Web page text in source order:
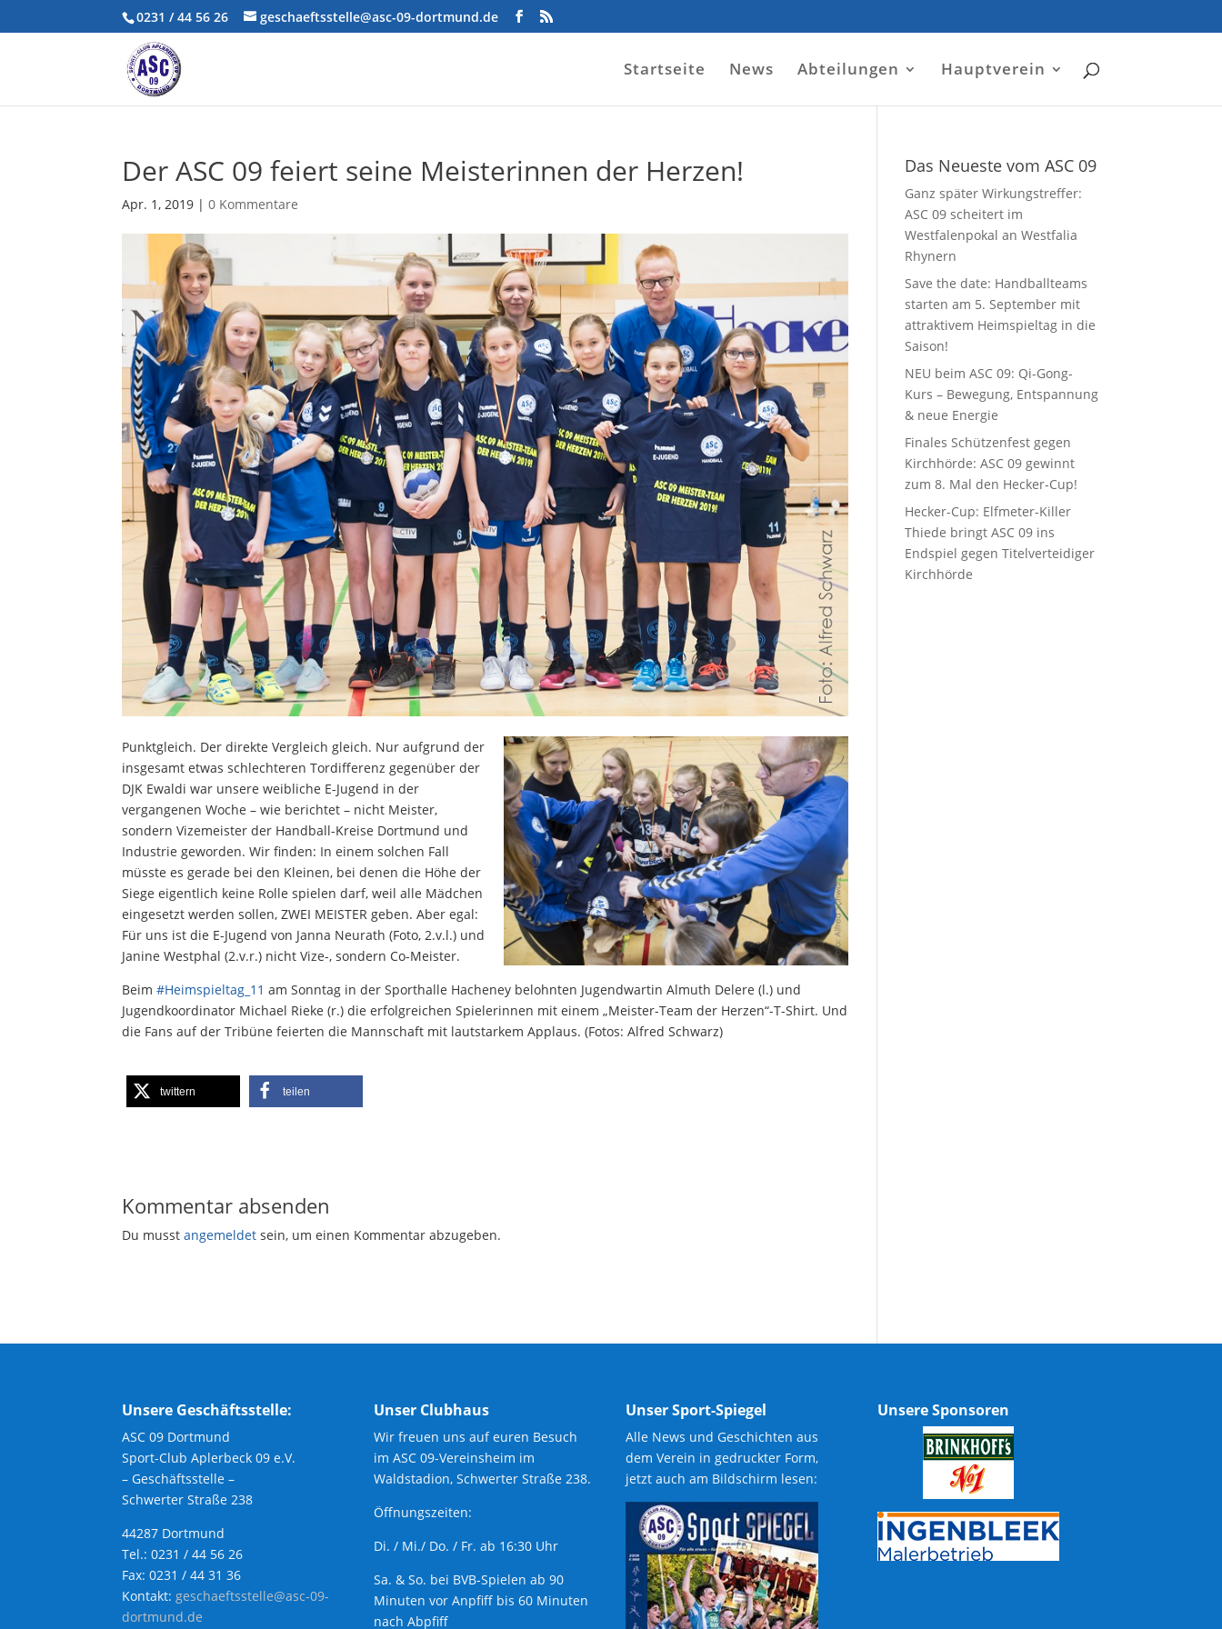
0231 / 44 56 26 geschaeftsstelle@asc-09-dortmund.de
Startseite News Abteilungen Hauptverein
Der ASC 09 feiert seine Meisterinnen der Herzen!
Apr. 1, 2019 |0 Kommentare
Punktgleich. Der direkte Vergleich gleich. Nur aufgrund der
insgesamt etwas schlechteren Tordifferenz gegenüber der
DJK Ewaldi war unsere weibliche E-Jugend in der
vergangenen Woche – wie berichtet – nicht Meister,
sondern Vizemeister der Handball-Kreise Dortmund und
Industrie geworden. Wir finden: In einem solchen Fall
müsste es gerade bei den Kleinen, bei denen die Höhe der
Siege eigentlich keine Rolle spielen darf, weil alle Mädchen
eingesetzt werden sollen, ZWEI MEISTER geben. Aber egal:
Für uns ist die E-Jugend von Janna Neurath (Foto, 2.v.l.) und
Janine Westphal (2.v.r.) nicht Vize-, sondern Co-Meister.
Beim#Heimspieltag_11 am Sonntag in der Sporthalle Hacheney belohnten Jugendwartin Almuth Delere (l.) und
Jugendkoordinator Michael Rieke (r.) die erfolgreichen Spielerinnen mit einem „Meister-Team der Herzen“-T-Shirt. Und
die Fans auf der Tribüne feierten die Mannschaft mit lautstarkem Applaus. (Fotos: Alfred Schwarz)
twittern teilen
Kommentar absenden
Du musstangemeldet sein, um einen Kommentar abzugeben.
Das Neueste vom ASC 09
Ganz später Wirkungstreffer:
ASC 09 scheitert im
Westfalenpokal an Westfalia
Rhynern
Save the date: Handballteams
starten am 5. September mit
attraktivem Heimspieltag in die
Saison!
NEU beim ASC 09: Qi-Gong-
Kurs – Bewegung, Entspannung
& neue Energie
Finales Schützenfest gegen
Kirchhörde: ASC 09 gewinnt
zum 8. Mal den Hecker-Cup!
Hecker-Cup: Elfmeter-Killer
Thiede bringt ASC 09 ins
Endspiel gegen Titelverteidiger
Kirchhörde
Unsere Geschäftsstelle:
ASC 09 Dortmund
Sport-Club Aplerbeck 09 e.V.
– Geschäftsstelle –
Schwerter Straße 238
44287 Dortmund
Tel.: 0231 / 44 56 26
Fax: 0231 / 44 31 36
Kontakt: geschaeftsstelle@asc-09-
dortmund.de
Unser Clubhaus
Wir freuen uns auf euren Besuch
im ASC 09-Vereinsheim im
Waldstadion, Schwerter Straße 238.
Öffnungszeiten:
Di. / Mi./ Do. / Fr. ab 16:30 Uhr
Sa. & So. bei BVB-Spielen ab 90
Minuten vor Anpfiff bis 60 Minuten
nach Abpfiff
Unser Sport-Spiegel
Alle News und Geschichten aus
dem Verein in gedruckter Form,
jetzt auch am Bildschirm lesen:
Unsere Sponsoren